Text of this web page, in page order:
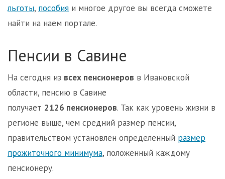
льготы, пособия и многое другое вы всегда сможете
найти на наем портале.
Пенсии в Савине
На сегодня из всех пенсионеров в Ивановской
области, пенсию в Савине
получает 2126 пенсионеров. Так как уровень жизни в
регионе выше, чем средний размер пенсии,
правительством установлен определенный размер
прожиточного минимума, положенный каждому
пенсионеру.